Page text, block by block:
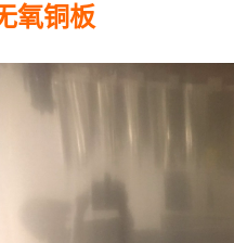
氧铜板